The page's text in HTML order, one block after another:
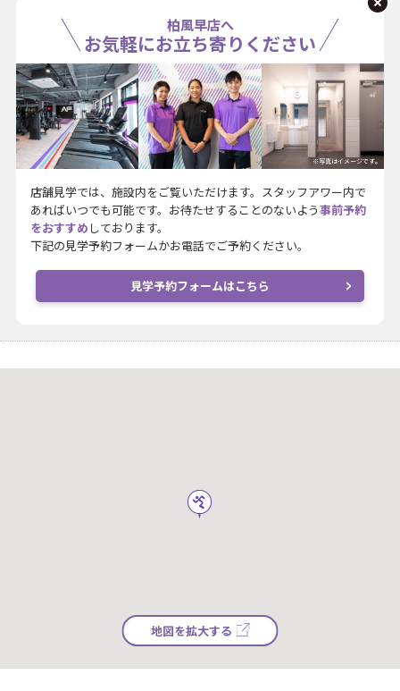
柏風早店へ
お気軽にお立ち寄りください
※写真はイメージです。
店舗見学では、施設内をご覧いただけます。スタッフアワー内で
あればいつでも可能です。お待たせすることのないよう事前予約
をおすすめ しております。
下記の見学予約フォームかお電話でご予約ください。
見学予約フォームはこちら
地図を拡大する